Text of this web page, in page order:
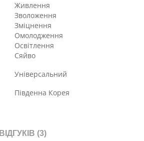
Живлення
Зволоження
Зміцнення
Омолодження
Освітлення
Сяйво
Універсальний
Південна Корея
ВІДГУКІВ (3)